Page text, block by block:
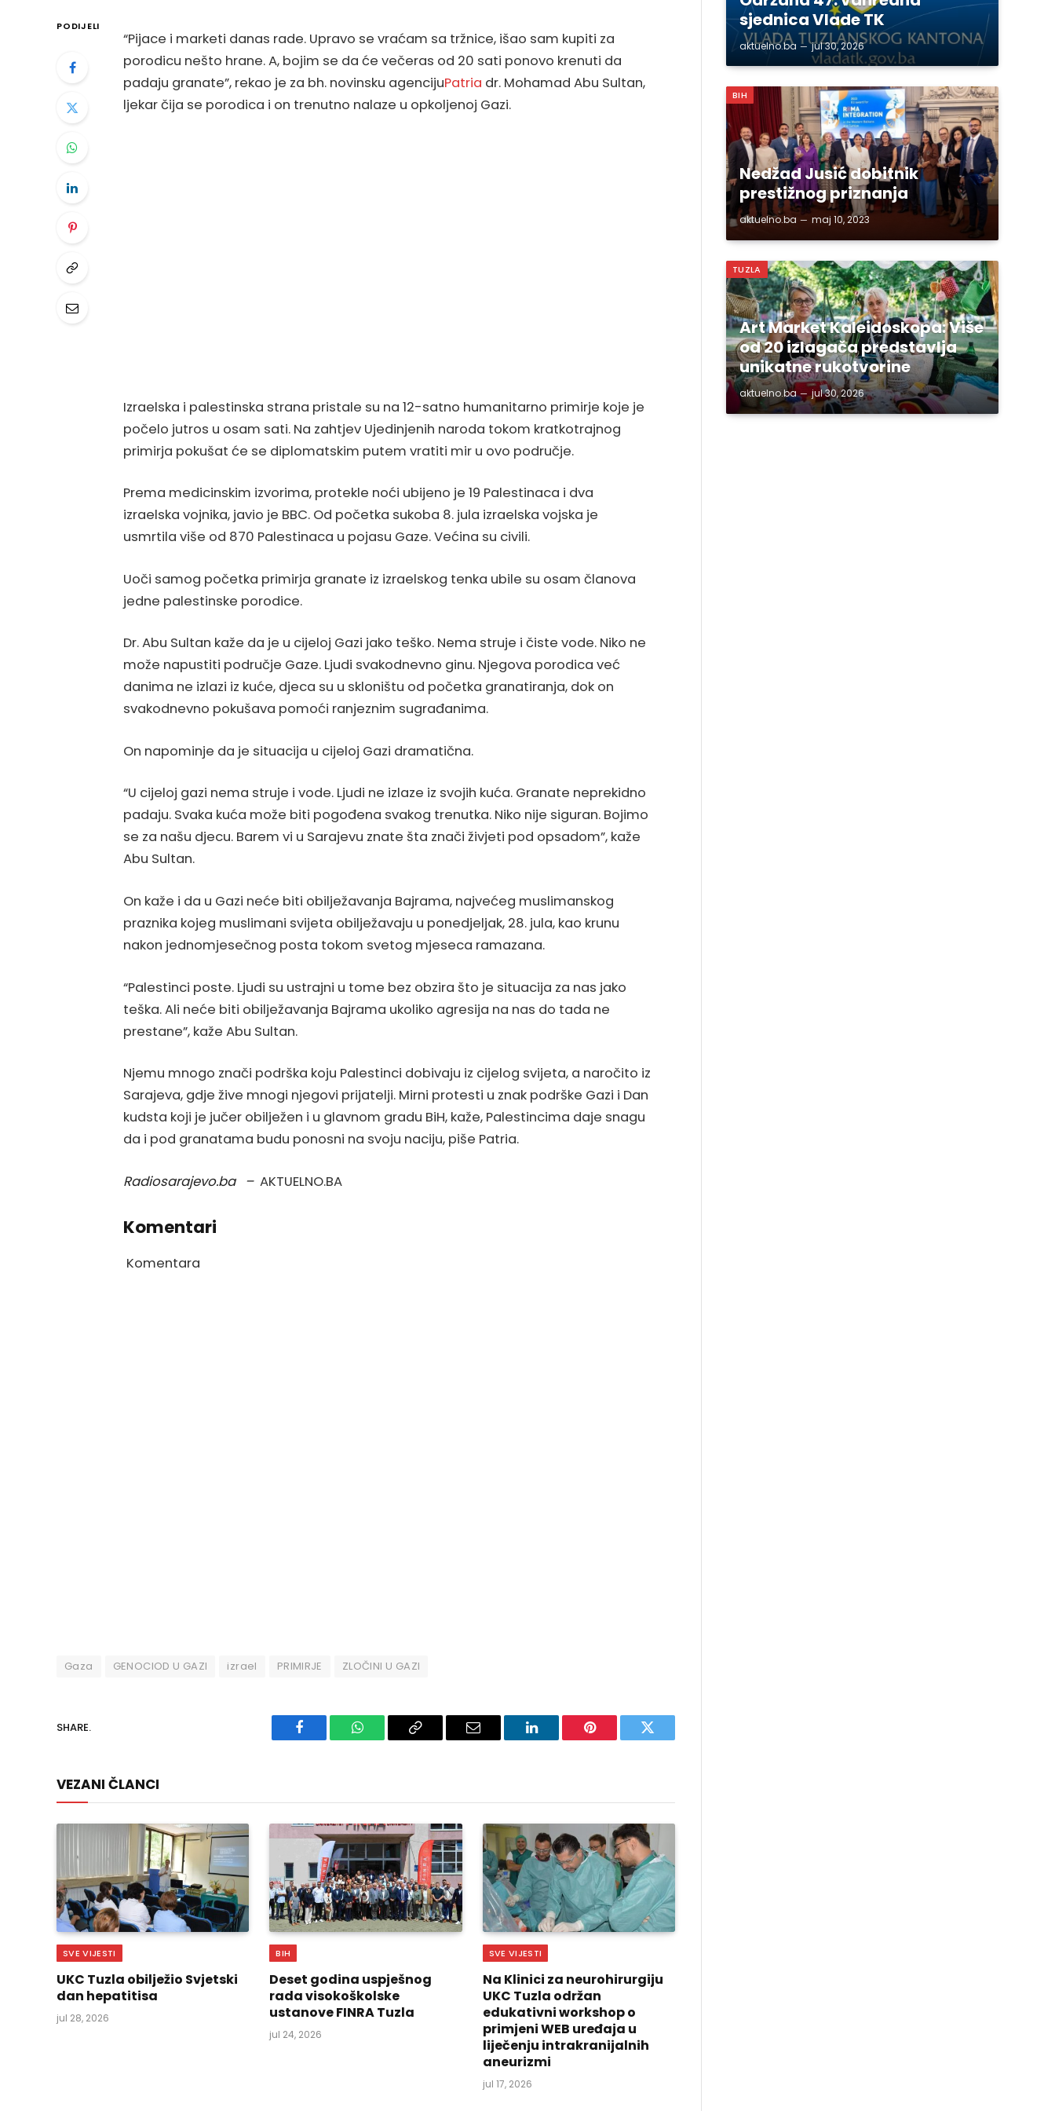
PODIJELI
“Pijace i marketi danas rade. Upravo se vraćam sa tržnice, išao sam kupiti za
porodicu nešto hrane. A, bojim se da će večeras od 20 sati ponovo krenuti da
padaju granate”, rekao je za bh. novinsku agencijuPatria dr. Mohamad Abu Sultan,
ljekar čija se porodica i on trenutno nalaze u opkoljenoj Gazi.
Izraelska i palestinska strana pristale su na 12-satno humanitarno primirje koje je
počelo jutros u osam sati. Na zahtjev Ujedinjenih naroda tokom kratkotrajnog
primirja pokušat će se diplomatskim putem vratiti mir u ovo područje.
Prema medicinskim izvorima, protekle noći ubijeno je 19 Palestinaca i dva
izraelska vojnika, javio je BBC. Od početka sukoba 8. jula izraelska vojska je
usmrtila više od 870 Palestinaca u pojasu Gaze. Većina su civili.
Uoči samog početka primirja granate iz izraelskog tenka ubile su osam članova
jedne palestinske porodice.
Dr. Abu Sultan kaže da je u cijeloj Gazi jako teško. Nema struje i čiste vode. Niko ne
može napustiti područje Gaze. Ljudi svakodnevno ginu. Njegova porodica već
danima ne izlazi iz kuće, djeca su u skloništu od početka granatiranja, dok on
svakodnevno pokušava pomoći ranjeznim sugrađanima.
On napominje da je situacija u cijeloj Gazi dramatična.
“U cijeloj gazi nema struje i vode. Ljudi ne izlaze iz svojih kuća. Granate neprekidno
padaju. Svaka kuća može biti pogođena svakog trenutka. Niko nije siguran. Bojimo
se za našu djecu. Barem vi u Sarajevu znate šta znači živjeti pod opsadom”, kaže
Abu Sultan.
On kaže i da u Gazi neće biti obilježavanja Bajrama, najvećeg muslimanskog
praznika kojeg muslimani svijeta obilježavaju u ponedjeljak, 28. jula, kao krunu
nakon jednomjesečnog posta tokom svetog mjeseca ramazana.
“Palestinci poste. Ljudi su ustrajni u tome bez obzira što je situacija za nas jako
teška. Ali neće biti obilježavanja Bajrama ukoliko agresija na nas do tada ne
prestane”, kaže Abu Sultan.
Njemu mnogo znači podrška koju Palestinci dobivaju iz cijelog svijeta, a naročito iz
Sarajeva, gdje žive mnogi njegovi prijatelji. Mirni protesti u znak podrške Gazi i Dan
kudsta koji je jučer obilježen i u glavnom gradu BiH, kaže, Palestincima daje snagu
da i pod granatama budu ponosni na svoju naciju, piše Patria.
Radiosarajevo.ba – AKTUELNO.BA
Komentari
Komentara
Gaza GENOCIOD U GAZI izrael PRIMIRJE ZLOČINI U GAZI
SHARE.
Facebook WhatsAppCopy
Email LinkedIn Pinterest Twitter
VEZANI ČLANCI
SVE VIJESTI
UKC Tuzla obilježio Svjetski
dan hepatitisa
jul 28, 2026
BIH
Deset godina uspješnog
rada visokoškolske
ustanove FINRA Tuzla
jul 24, 2026
SVE VIJESTI
Na Klinici za neurohirurgiju
UKC Tuzla održan
edukativni workshop o
primjeni WEB uređaja u
liječenju intrakranijalnih
aneurizmi
jul 17, 2026
sjednica Vlade TK
aktuelno.ba jul 30, 2026
BIH
Nedžad Jusić dobitnik
prestižnog priznanja
aktuelno.ba maj 10, 2023
TUZLA
Art Market Kaleidoskopa: Više
od 20 izlagača predstavlja
unikatne rukotvorine
aktuelno.ba jul 30, 2026